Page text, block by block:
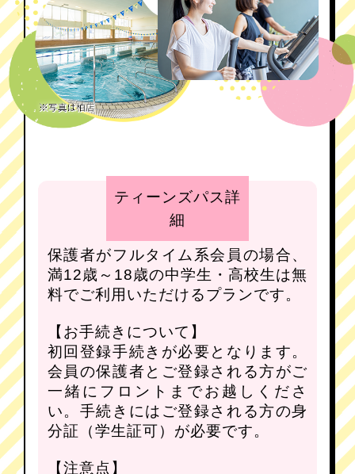
ティーンズパス詳
細
保護者がフルタイム系会員の場合、
満12歳～18歳の中学生・高校生は無
料でご利用いただけるプランです。
【お手続きについて】
初回登録手続きが必要となります。
会員の保護者とご登録される方がご
一緒にフロントまでお越しくださ
い。手続きにはご登録される方の身
分証（学生証可）が必要です。
【注意点】